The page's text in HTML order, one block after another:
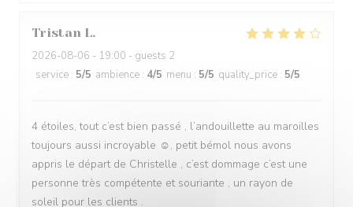
Tristan L
2026-08-06 - 19:00 - guests 2
service : 5/5 ambience : 4/5 menu : 5/5 quality_price : 5/5
4 étoiles, tout c’est bien passé , l’andouillette au maroilles
toujours aussi incroyable ☺️, petit bémol nous avons
appris le départ de Christelle , c’est dommage c’est une
personne très compétente et souriante , un rayon de
soleil pour les clients .